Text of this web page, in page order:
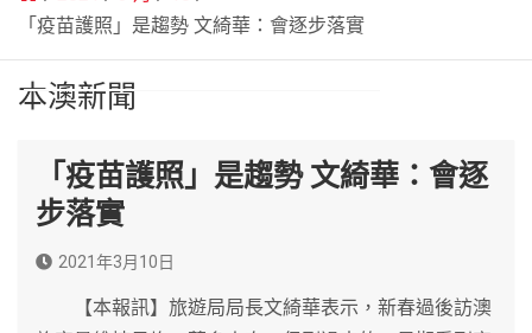
「疫苗護照」是趨勢 文綺華：會逐步落實
本澳新聞
「疫苗護照」是趨勢 文綺華：會逐
步落實
2021年3月10日
【本報訊】旅遊局局長文綺華表示，新春過後訪澳